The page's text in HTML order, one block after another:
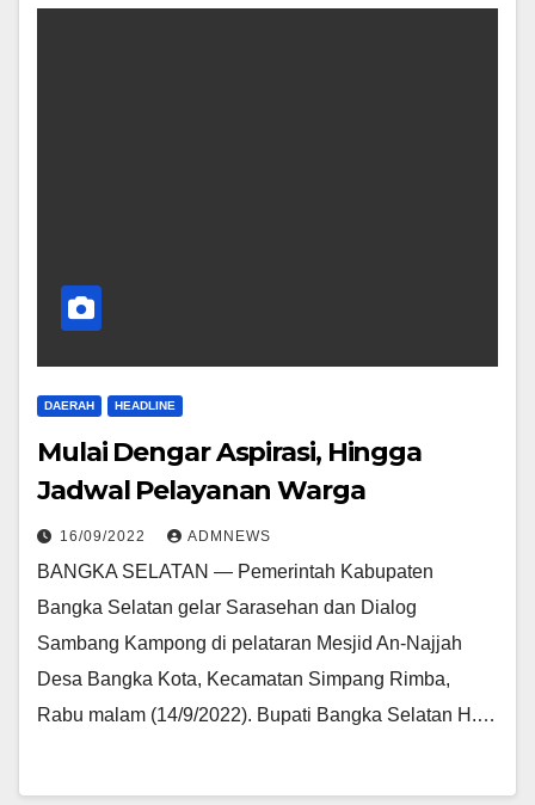
DAERAH HEADLINE
Mulai Dengar Aspirasi, Hingga
Jadwal Pelayanan Warga
16/09/2022 ADMNEWS
BANGKA SELATAN — Pemerintah Kabupaten
Bangka Selatan gelar Sarasehan dan Dialog
Sambang Kampong di pelataran Mesjid An-Najjah
Desa Bangka Kota, Kecamatan Simpang Rimba,
Rabu malam (14/9/2022). Bupati Bangka Selatan H.…